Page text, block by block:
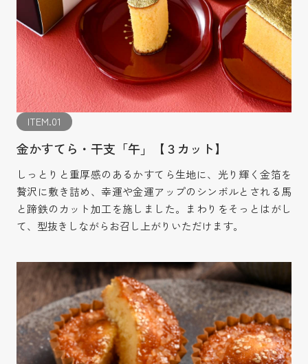
ITEM.01
金かすてら・干支「午」【３カット】
しっとりと重厚感のあるかすてら生地に、光り輝く金箔を
贅沢に敷き詰め、幸運や金運アップのシンボルとされる馬
と蹄鉄のカット加工を施しました。まわりをそっとはがし
て、型抜きしながらお召し上がりいただけます。